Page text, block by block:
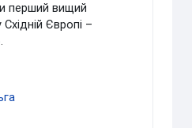
перший вищий
Європі –